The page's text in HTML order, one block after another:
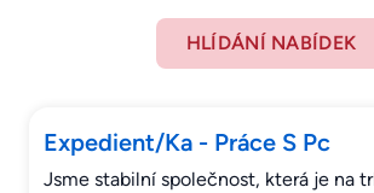
HLÍDÁNÍ NABÍDEK
Expedient/Ka - Práce S Pc
Jsme stabilní společnost, která je na